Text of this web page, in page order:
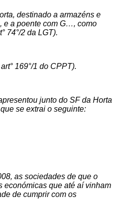
destinado a armazéns e
e a poente com G…, como
74°/2 da LGT).
169°/1 do CPPT).
junto do SF da Horta
se extrai o seguinte:
as sociedades de que o
económicas que até aí vinham
de cumprir com os